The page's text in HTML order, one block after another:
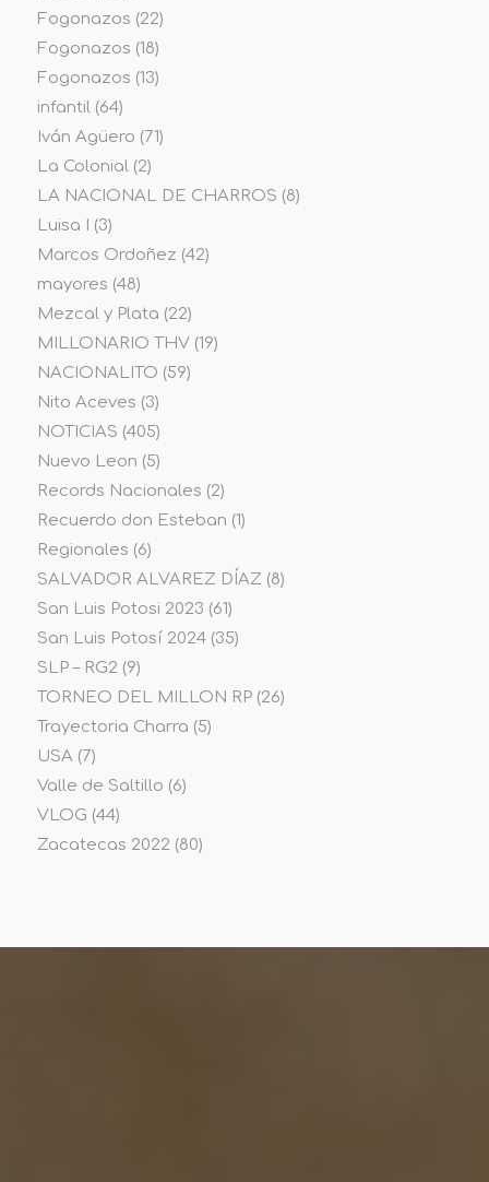
Fogonazos (22)
Fogonazos (18)
Fogonazos (13)
infantil(64)
Iván Agüero (71)
La Colonial(2)
LA NACIONAL DE CHARROS (8)
Luisa I (3)
Marcos Ordoñez (42)
mayores (48)
Mezcal y Plata (22)
MILLONARIO THV (19)
NACIONALITO (59)
Nito Aceves (3)
NOTICIAS (405)
Nuevo Leon (5)
Records Nacionales (2)
Recuerdo don Esteban (1)
Regionales (6)
SALVADOR ALVAREZ DÍAZ (8)
San Luis Potosi 2023 (61)
San Luis Potosí 2024(35)
SLP – RG2 (9)
TORNEO DEL MILLON RP(26)
Trayectoria Charra (5)
USA(7)
Valle de Saltillo (6)
VLOG (44)
Zacatecas 2022 (80)